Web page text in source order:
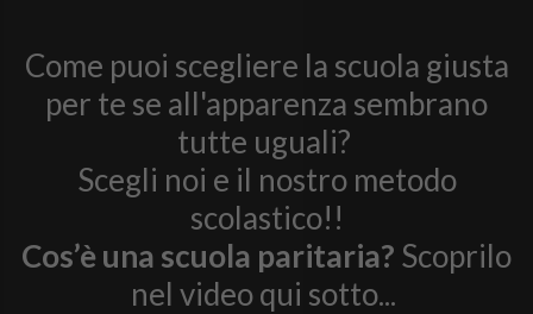
Come puoi scegliere la scuola giusta
per te se all'apparenza sembrano
tutte uguali?
Scegli noi e il nostro metodo
scolastico!!
Cos’è una scuola paritaria? Scoprilo
nel video qui sotto...